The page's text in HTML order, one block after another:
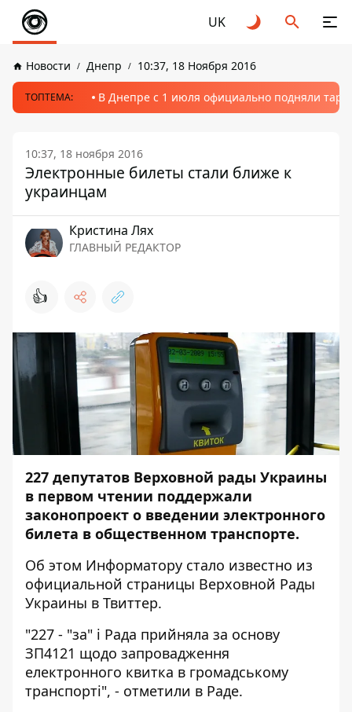
UK
Новости Днепр 10:37, 18 Ноября 2016
ТОПТЕМА: В Днепре с 1 июля официально подняли
10:37, 18 ноября 2016
Электронные билеты стали ближе к
украинцам
Кристина Лях
ГЛАВНЫЙ РЕДАКТОР
👍
227 депутатов Верховной рады Украины
в первом чтении поддержали
законопроект о введении электронного
билета в общественном транспорте.
Об этом Информатору стало известно из
официальной страницы Верховной Рады
Украины в Твиттер.
"227 - "за" і Рада прийняла за основу
ЗП4121 щодо запровадження
електронного квитка в громадському
транспорті", - отметили в Раде.